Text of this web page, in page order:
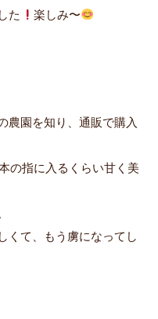
た
楽しみ〜
農園を知り、通販で購入
の指に入るくらい甘く美
くて、もう虜になってし